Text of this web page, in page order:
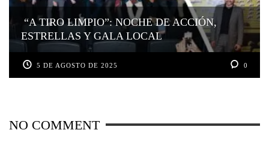
“A TIRO LIMPIO”: NOCHE DE ACCIÓN,
ESTRELLAS Y GALA LOCAL
5 DE AGOSTO DE 2025 0
NO COMMENT